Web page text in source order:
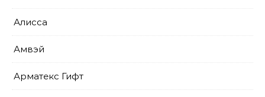
Алисса
Амвэй
Арматекс Гифт